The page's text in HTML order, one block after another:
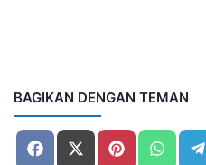
BAGIKAN DENGAN TEMAN
Share ShareShare Share